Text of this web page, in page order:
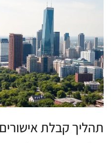
תהליך קבלת אישורים